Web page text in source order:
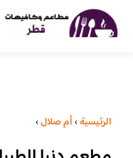
الرئيسية›أم صلال›